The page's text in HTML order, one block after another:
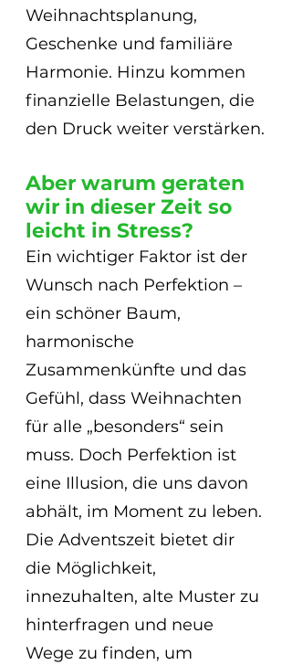
Weihnachtsplanung,
Geschenke und familiäre
Harmonie. Hinzu kommen
finanzielle Belastungen, die
den Druck weiter verstärken.
Aber warum geraten
wir in dieser Zeit so
leicht in Stress?
Ein wichtiger Faktor ist der
Wunsch nach Perfektion –
ein schöner Baum,
harmonische
Zusammenkünfte und das
Gefühl, dass Weihnachten
für alle „besonders“ sein
muss. Doch Perfektion ist
eine Illusion, die uns davon
abhält, im Moment zu leben.
Die Adventszeit bietet dir
die Möglichkeit,
innezuhalten, alte Muster zu
hinterfragen und neue
Wege zu finden, um